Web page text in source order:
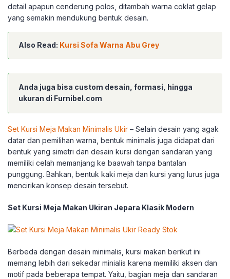
detail apapun cenderung polos, ditambah warna coklat gelap
yang semakin mendukung bentuk desain.
Also Read: Kursi Sofa Warna Abu Grey
Anda juga bisa custom desain, formasi, hingga
ukuran di Furnibel.com
Set Kursi Meja Makan Minimalis Ukir – Selain desain yang agak
datar dan pemilihan warna, bentuk minimalis juga didapat dari
bentuk yang simetri dan desain kursi dengan sandaran yang
memiliki celah memanjang ke baawah tanpa bantalan
punggung. Bahkan, bentuk kaki meja dan kursi yang lurus juga
mencirikan konsep desain tersebut.
Set Kursi Meja Makan Ukiran Jepara Klasik Modern
Berbeda dengan desain minimalis, kursi makan berikut ini
memang lebih dari sekedar minialis karena memiliki aksen dan
motif pada beberapa tempat. Yaitu, bagian meja dan sandaran